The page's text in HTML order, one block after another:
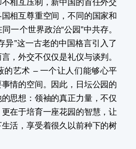
相互压制，新中国的首任外交
相互尊重空间，不同的国家和
一个世界政治“公园”中共存。
异”这一古老的中国格言引入了
，外交不仅仅是礼仪与谈判。
的艺术 – 一个让人们能够心平
情的空间。因此，日坛公园的
思想：领袖的真正力量，不仅
在于培育一座花园的智慧，让
活，享受着很久以前种下的树